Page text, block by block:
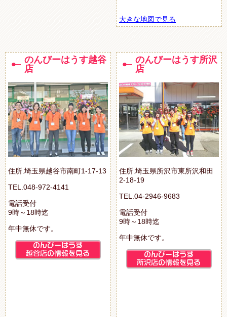
大きな地図で見る
のんびーはうす越谷
店
住所.埼玉県越谷市南町1-17-13
TEL.048-972-4141
電話受付
9時～18時迄
年中無休です。
のんびーはうす所沢
店
住所.埼玉県所沢市東所沢和田
2-18-19
TEL.04-2946-9683
電話受付
9時～18時迄
年中無休です。